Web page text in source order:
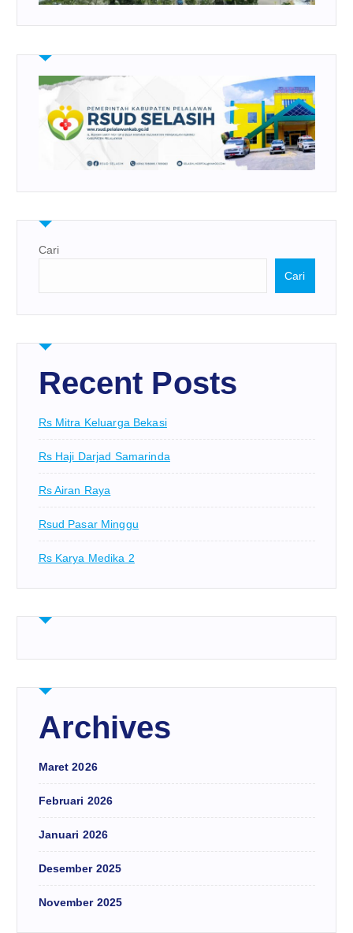
Cari
Cari
Recent Posts
Rs Mitra Keluarga Bekasi
Rs Haji Darjad Samarinda
Rs Airan Raya
Rsud Pasar Minggu
Rs Karya Medika 2
Archives
Maret 2026
Februari 2026
Januari 2026
Desember 2025
November 2025